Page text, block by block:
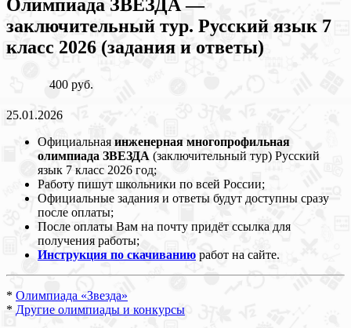
Олимпиада ЗВЕЗДА —
заключительный тур. Русский язык 7
класс 2026 (задания и ответы)
400 руб.
25.01.2026
Официальная инженерная многопрофильная
олимпиада ЗВЕЗДА (заключительный тур) Русский
язык 7 класс 2026 год;
Работу пишут школьники по всей России;
Официальные задания и ответы будут доступны сразу
после оплаты;
После оплаты Вам на почту придёт ссылка для
получения работы;
Инструкция по скачиванию работ на сайте.
* Олимпиада «Звезда»
* Другие олимпиады и конкурсы